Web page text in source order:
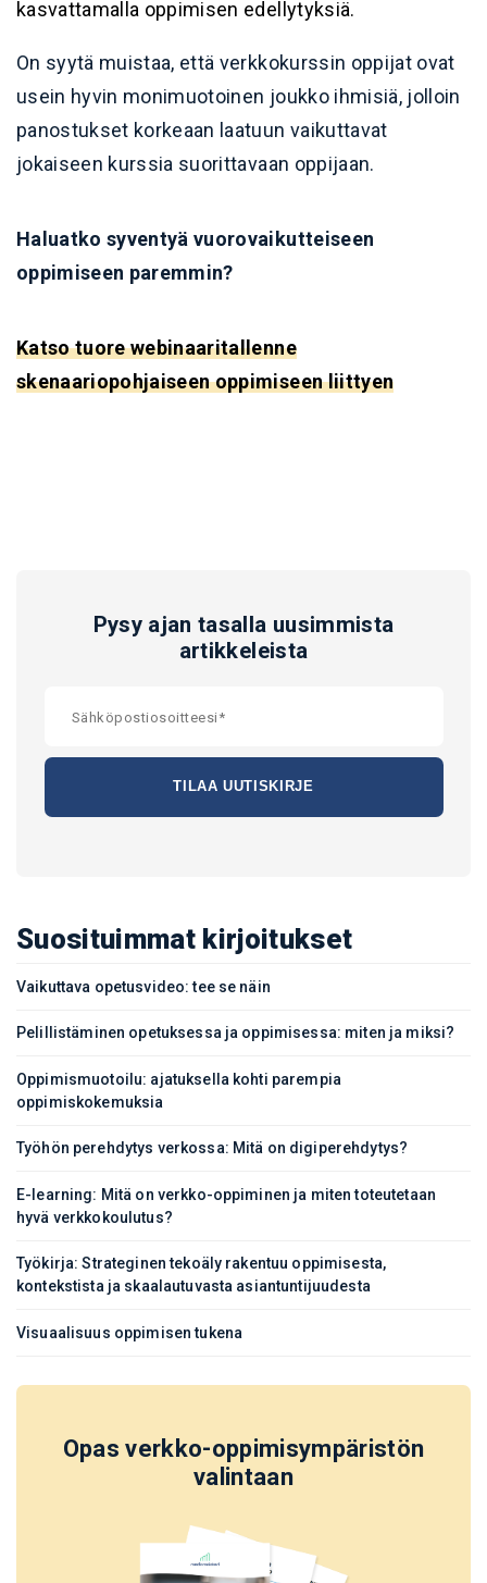
kasvattamalla oppimisen edellytyksiä.
On syytä muistaa, että verkkokurssin oppijat ovat
usein hyvin monimuotoinen joukko ihmisiä, jolloin
panostukset korkeaan laatuun vaikuttavat
jokaiseen kurssia suorittavaan oppijaan.
Haluatko syventyä vuorovaikutteiseen
oppimiseen paremmin?
Katso tuore webinaaritallenne
skenaariopohjaiseen oppimiseen liittyen
Pysy ajan tasalla uusimmista
artikkeleista
Suosituimmat kirjoitukset
Vaikuttava opetusvideo: tee se näin
Pelillistäminen opetuksessa ja oppimisessa: miten ja miksi?
Oppimismuotoilu: ajatuksella kohti parempia
oppimiskokemuksia
Työhön perehdytys verkossa: Mitä on digiperehdytys?
E-learning: Mitä on verkko-oppiminen ja miten toteutetaan
hyvä verkkokoulutus?
Työkirja: Strateginen tekoäly rakentuu oppimisesta,
kontekstista ja skaalautuvasta asiantuntijuudesta
Visuaalisuus oppimisen tukena
Opas verkko-oppimisympäristön
valintaan